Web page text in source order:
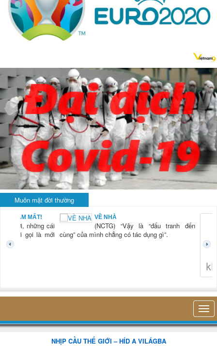
Muôn mặt đời thường
NAM MẤT!
“Xời, những cái
mới gọi là mới
VỀ NHÀ
(NCTG) “Vậy là “đấu tranh đến
cùng” của mình chẳng có tác dụng gì”.
NHỊP CẦU THẾ GIỚI – HÍD A VILÁGBA